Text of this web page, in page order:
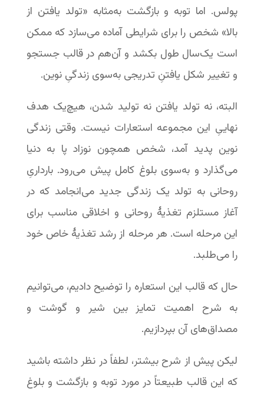
پولس. اما توبه و بازگشت به‌مثابه «تولد یافتن از
بالا» شخص را برای شرایطی آماده می‌سازد که ممکن
است یک‌سال طول بکشد و آن‌هم در قالب جستجو
و تغییر شکل یافتنِ تدریجی به‌سوی زندگیِ نوین.
البته، نه تولد یافتن نه تولید شدن، هیچ‌یک هدف
نهاییِ این مجموعه استعارات نیست. وقتی زندگی
نوین پدید آمد، شخص همچون نوزاد پا به دنیا
می‌گذارد و به‌سوی بلوغ کامل پیش می‌رود. بارداریِ
روحانی به تولد یک زندگی جدید می‌انجامد که در
آغاز مستلزم تغذیۀ روحانی و اخلاقی مناسب برای
این مرحله است. هر مرحله از رشد تغذیۀ خاص خود
را می‌طلبد.
حال که قالب این استعاره را توضیح دادیم، می‌توانیم
به شرح اهمیت تمایز بین شیر و گوشت و
مصداق‌های آن بپردازیم.
لیکن پیش از شرح بیشتر، لطفاً در نظر داشته باشید
که این قالب طبیعتاً در مورد توبه و بازگشت و بلوغ